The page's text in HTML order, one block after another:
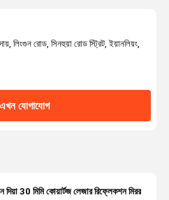
লিংগুন রোড, সিনহুয়া রোড স্ট্রিট, ইয়ানলিয়ং,
এখন যোগাযোগ
দিয়া 30 মিমি কোয়ার্টজ লেজার রিফ্লেকশন মিরর